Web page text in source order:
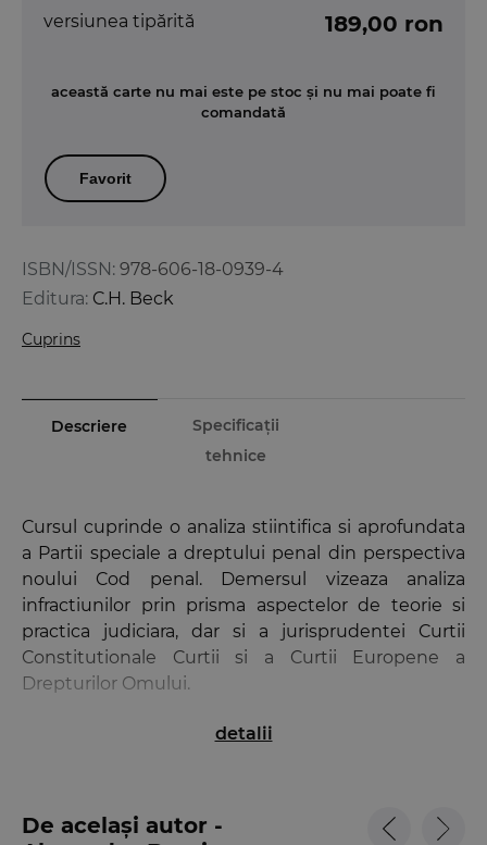
ISBN/ISSN: 978-606-18-0939-4
Editura: C.H. Beck
Cuprins
versiunea tipărită 189,00 ron
această carte nu mai este pe stoc și nu mai poate fi
comandată
Favorit
Descriere
Specificații
tehnice
Cursul cuprinde o analiza stiintifica si aprofundata
a Partii speciale a dreptului penal din perspectiva
noului Cod penal. Demersul vizeaza analiza
infractiunilor prin prisma aspectelor de teorie si
practica judiciara, dar si a jurisprudentei Curtii
Constitutionale Curtii si a Curtii Europene a
Drepturilor Omului.
Drept penal. Partea speciala
recurs in interesul legii, hotararile prealabile si
deciziile Curtii Constitutionale, precum si
detalii
De același autor -